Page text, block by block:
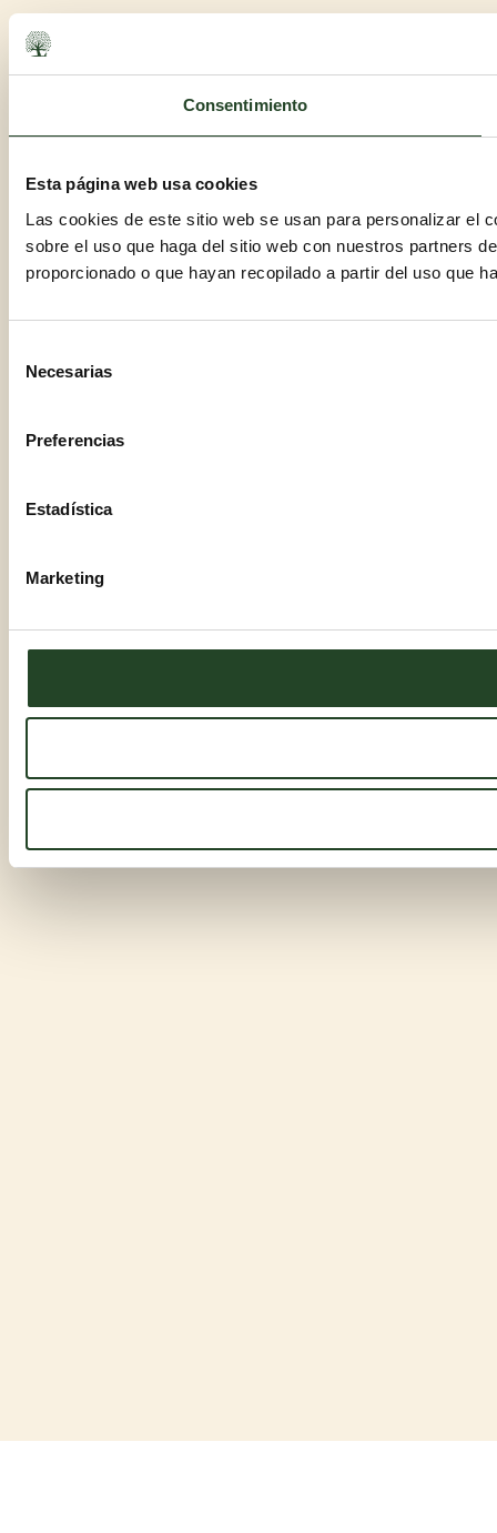
Consentimiento
Esta página web usa cookies
Las cookies de este sitio web se usan para personalizar el
sobre el uso que haga del sitio web con nuestros partners
proporcionado o que hayan recopilado a partir del uso que
Necesarias
Preferencias
Estadística
Marketing